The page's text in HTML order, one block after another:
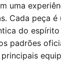
uma
Cada peça é
do
padrões